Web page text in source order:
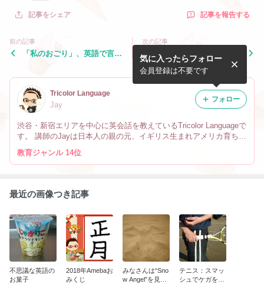
記事をシェア 記事を報告する
前の記事
「私のおごり」、英語で言う
次の記事
「レントゲン」、英語で言う
と？
Tricolor Language
Jay
渋谷・新宿エリアを中心に英会話を教えているTricolor Languageで
す。 講師のJayは日本人の親の元、イギリス生まれアメリカ育ちで
す。 なので英会話だけでなく、文化や英語の微妙なニュアンスの
違い、海外生活の事も教えています。
気に入ったらフォロー
会員登録は不要です
フォロー
教育ジャンル 14位
最近の画像つき記事
不思議な英語の
お菓子
2018年Amebaお
みくじ
みなさんは“Sno
w Angel”を見た
テニス：スマッ
シュでケガをし